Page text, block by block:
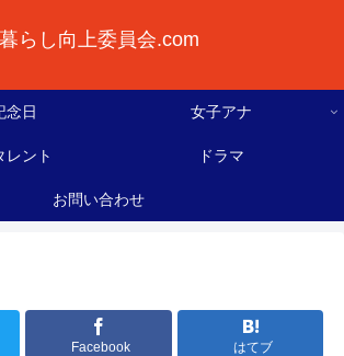
暮らし向上委員会.com
念日 女子アナ
レント ドラマ
お問い合わせ
Facebook はてブ